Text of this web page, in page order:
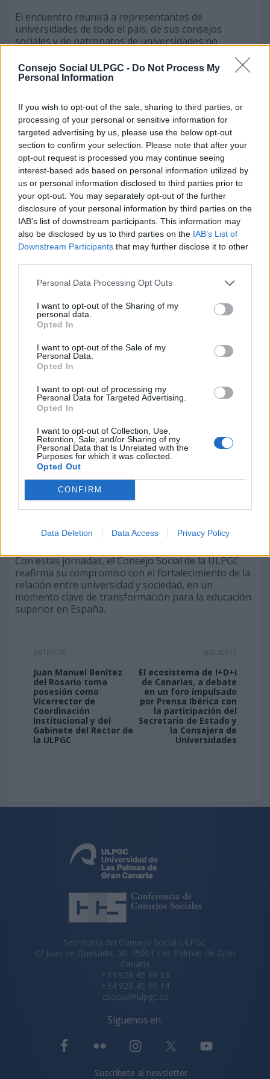
Consejo Social ULPGC - Do Not Process My
Personal Information
If you wish to opt-out of the sale, sharing to third parties, or
processing of your personal or sensitive information for
targeted advertising by us, please use the below opt-out
section to confirm your selection. Please note that after your
opt-out request is processed you may continue seeing
interest-based ads based on personal information utilized by
us or personal information disclosed to third parties prior to
your opt-out. You may separately opt-out of the further
disclosure of your personal information by third parties on the
IAB’s list of downstream participants. This information may
also be disclosed by us to third parties on the IAB’s List of
Downstream Participants that may further disclose it to other
Personal Data Processing Opt Outs
I want to opt-out of the Sharing of my
personal data.
Opted In
I want to opt-out of the Sale of my
Personal Data.
Opted In
I want to opt-out of processing my
Personal Data for Targeted Advertising.
Opted In
I want to opt-out of Collection, Use,
Retention, Sale, and/or Sharing of my
Personal Data that Is Unrelated with the
Purposes for which it was collected.
Opted Out
CONFIRM
Data Deletion Data Access Privacy Policy
El encuentro reunirá a representantes de
universidades de todo el país, de sus consejos
sociales y de patronatos de universidades no
mundo institucional, empresarial y académico. Entre
los temas a tratar destacan la colaboración público-
del talento y la competitividad internacional de las
universidades españolas. Participarán destacados
líderes del ámbito empresarial como Antonio
Huertas, presidente de Mapfre y del Consejo Social
de la Universidad de Extremadura; Federico Linares,
presidente de EY España y del Consejo Social de la
Universidad de Cádiz; Ángela Pérez, presidenta del
Consejo Social de la Universidad de Valencia y de la
Fundación ADEIT; y Ángela Santianes, presidenta del
Consejo Social de la Universidad de Oviedo, quienes
compartirán su visión sobre el papel estratégico de
la universidad en la economía del conocimiento y en
la conexión con el entorno productivo.
donde, en 2005, se constituyó formalmente la
valor simbólico a la elección de la sede. La
inauguración contará con la presencia del presidente
del Gobierno de Canarias, Fernando Clavijo; el
presidente del Cabildo de Gran Canaria, Antonio
Morales; el rector de la ULPGC, Lluís Serra; y el
presidente de la CCS, Antonio Abril, entre otras
Consejo Social anfitrión, Ana B. Suárez Calvo.
El programa incluye conferencias de primer nivel,
como las de José Alberto González-Ruiz (Secretario
General de CEOE), Francesc Pedró (Director del
Instituto Internacional de la UNESCO para la
Educación Superior en América Latina y el Caribe) y
John Edwards (Secretario General de EURASHE), así
como mesas redondas que abordarán retos clave de
la universidad en diálogo con el tejido social y
económico. La clausura correrá a cargo del
Francisco García Pascual.
Con estas jornadas, el Consejo Social de la ULPGC
reafirma su compromiso con el fortalecimiento de la
relación entre universidad y sociedad, en un
momento clave de transformación para la educación
superior en España.
ANTERIOR
Juan Manuel Benítez
del Rosario toma
posesión como
Vicerrector de
Coordinación
Institucional y del
Gabinete del Rector de
la ULPGC
SIGUIENTE
El ecosistema de I+D+i
de Canarias, a debate
en un foro impulsado
por Prensa Ibérica con
la participación del
Secretario de Estado y
la Consejera de
Universidades
Secretaría del Consejo Social ULPGC
C/ Juan de Quesada, 30. 35001 Las Palmas de Gran
Canaria
+34 928 45 10 13
+34 928 45 10 14
csocial@ulpgc.es
Síguenos en:
Suscríbete al newsletter